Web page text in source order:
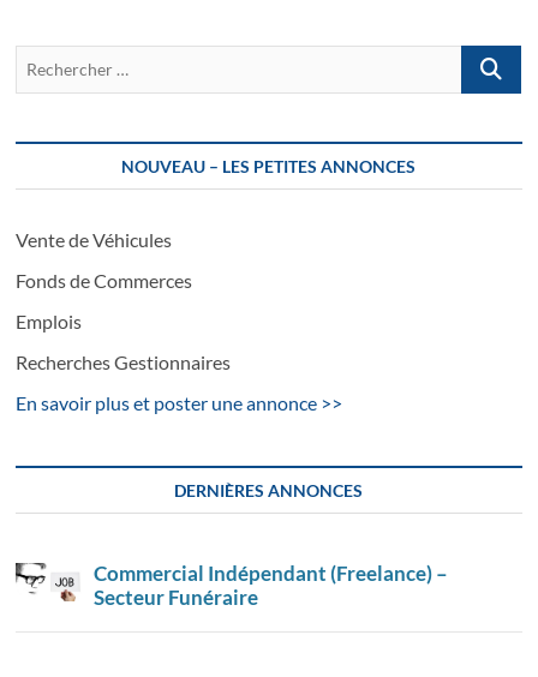
…
NOUVEAU – LES PETITES ANNONCES
Vente de Véhicules
Fonds de Commerces
Emplois
Recherches Gestionnaires
En savoir plus et poster une annonce >>
DERNIÈRES ANNONCES
Commercial Indépendant (Freelance) –
Secteur Funéraire